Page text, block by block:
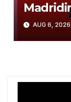
AUG 6, 2026